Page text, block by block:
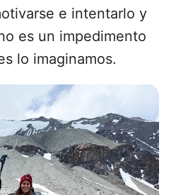
e intentarlo y
es un impedimento
lo imaginamos.